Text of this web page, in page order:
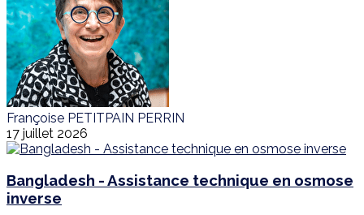
Françoise PETITPAIN PERRIN
17 juillet 2026
Bangladesh - Assistance technique en osmose
inverse